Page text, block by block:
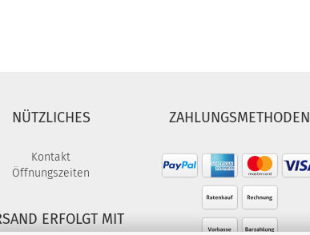
NÜTZLICHES
Kontakt
Öffnungszeiten
ERFOLGT MIT
ZAHLUNGSMETHODEN